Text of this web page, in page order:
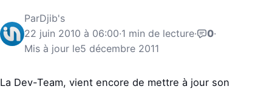
ParDjib's
22 juin 2010 à 06:00·1 min de lecture· 0·
Mis à jour le5 décembre 2011
La Dev-Team, vient encore de mettre à jour son